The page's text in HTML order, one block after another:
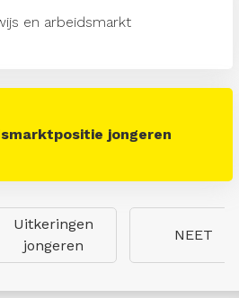
en arbeidsmarkt
jongeren
Uitkeringen
jongeren
NEET